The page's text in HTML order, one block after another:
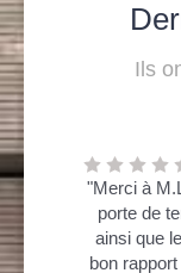
Ils
"Merci à
porte de
ainsi que
bon